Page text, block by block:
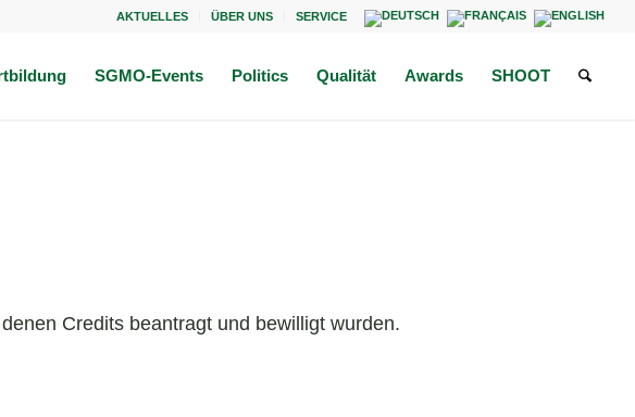
AKTUELLES ÜBER UNS SERVICE
SGMO-Events Politics Qualität Awards SHOOT
Credits beantragt und bewilligt wurden.